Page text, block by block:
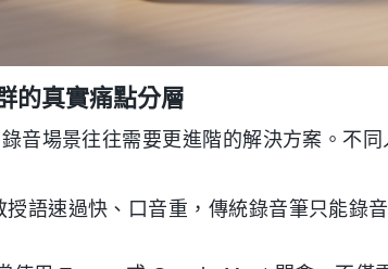
的真實痛點分層
音場景往往需要更進階的解決方案。不
授語速過快、口音重，傳統錄音筆只能錄